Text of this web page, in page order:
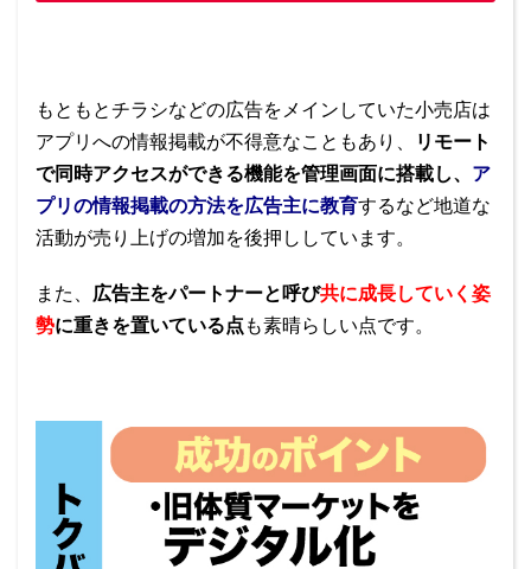
もともとチラシなどの広告をメインしていた小売店は
アプリへの情報掲載が不得意なこともあり、
リモート
で同時アクセスができる機能を管理画面に搭載し、 ア
プリの情報掲載の方法を広告主に教育するなど地道な
活動が売り上げの増加を後押ししています。
また、 広告主をパートナーと呼び共に成長していく姿
勢に重きを置いている点 も素晴らしい点です。